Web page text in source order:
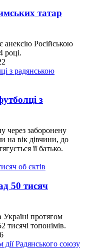
татар
анексію Російською
році.
з
через заборонену
на вік дівчини, до
її батько.
50 тисяч
Україні протягом
тисячі топонімів.